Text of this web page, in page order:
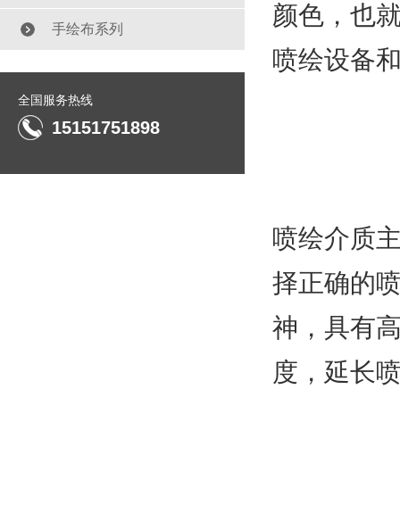
手绘布系列
全国服务热线
15151751898
颜色，也
喷绘设备
喷绘介质
择正确的
神，具有
度，延长